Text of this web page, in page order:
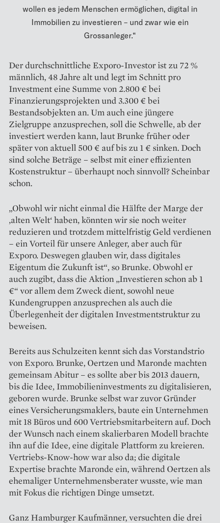
wollen es jedem Menschen ermöglichen, digital in
Immobilien zu investieren – und zwar wie ein
Grossanleger.“
Der durchschnittliche Ex­poro-­Investor ist zu 72 %
männlich, 48 Jahre alt und legt im Schnitt pro
Investment eine Summe von 2.800 € bei
Finanzierungsprojekten und 3.300 € bei
Bestandsobjekten an. Um auch eine jüngere
Zielgruppe anzusprechen, soll die Schwelle, ab der
investiert werden kann, laut Brunke früher oder
später von aktuell 500 € auf bis zu 1 € sinken. Doch
sind solche Beträge – selbst mit einer ­effizienten
Kostenstruktur – überhaupt noch sinnvoll? Scheinbar
schon.
„Obwohl wir nicht einmal die Hälfte der Marge der
‚alten Welt‘ haben, könnten wir sie noch weiter
reduzieren und trotzdem mittelfristig Geld verdienen
– ein Vorteil für unsere Anleger, aber auch für
Exporo. Deswegen glauben wir, dass digitales
Eigentum die Zukunft ist“, so Brunke. Obwohl er
auch zugibt, dass die Aktion „Investieren schon ab 1
€“ vor allem dem Zweck dient, sowohl neue
Kundengruppen anzusprechen als auch die
Überlegenheit der digitalen Investmentstruktur zu
beweisen.
Bereits aus Schulzeiten kennt sich das Vorstandstrio
von Exporo. Brunke, Oertzen und Maronde machten
gemeinsam Abitur – es sollte aber bis 2013 dauern,
bis die Idee, Immo­bilieninvestments zu digitalisieren,
geboren wurde. Brunke selbst war ­zuvor Gründer
eines Versicherungsmaklers, baute ein Unternehmen
mit 18 Büros und 600 Vertriebsmitarbeitern auf. Doch
der Wunsch nach einem skalierbaren Modell brachte
ihn auf die Idee, eine digitale Plattform zu kreieren.
Vertriebs-Know-how war also da; die digitale
Expertise brachte Maronde ein, während ­Oertzen als
ehemaliger Unternehmensberater wusste, wie man
mit Fokus die rich­tigen Dinge umsetzt.
Ganz Hamburger Kaufmänner, versuchten die drei